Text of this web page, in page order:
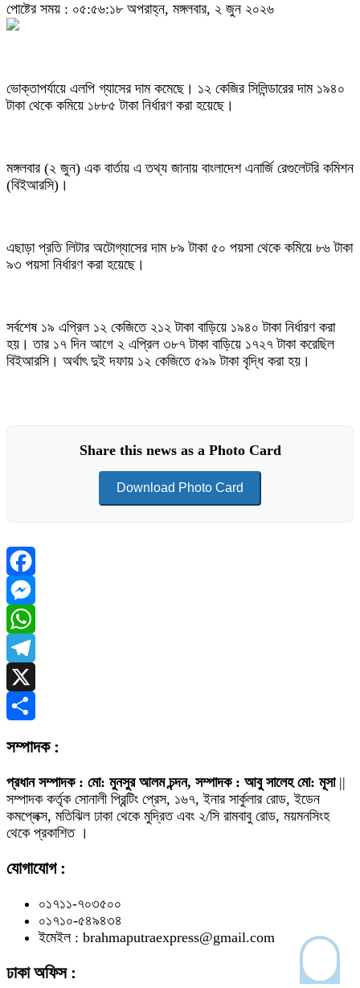
পোষ্টের সময় : ০৫:৫৬:১৮ অপরাহ্ন, মঙ্গলবার, ২ জুন ২০২৬
ভোক্তাপর্যায়ে এলপি গ্যাসের দাম কমেছে। ১২ কেজির সিলিন্ডারের দাম ১৯৪০
টাকা থেকে কমিয়ে ১৮৮৫ টাকা নির্ধারণ করা হয়েছে।
মঙ্গলবার (২ জুন) এক বার্তায় এ তথ্য জানায় বাংলাদেশ এনার্জি রেগুলেটরি কমিশন
(বিইআরসি)।
এছাড়া প্রতি লিটার অটোগ্যাসের দাম ৮৯ টাকা ৫০ পয়সা থেকে কমিয়ে ৮৬ টাকা
৯৩ পয়সা নির্ধারণ করা হয়েছে।
সর্বশেষ ১৯ এপ্রিল ১২ কেজিতে ২১২ টাকা বাড়িয়ে ১৯৪০ টাকা নির্ধারণ করা
হয়। তার ১৭ দিন আগে ২ এপ্রিল ৩৮৭ টাকা বাড়িয়ে ১৭২৭ টাকা করেছিল
বিইআরসি। অর্থাৎ দুই দফায় ১২ কেজিতে ৫৯৯ টাকা বৃদ্ধি করা হয়।
Share this news as a Photo Card
Download Photo Card
Facebook
Messenger
WhatsApp
Telegram
X
সম্পাদক :
প্রধান সম্পাদক : মো: মুনসুর আলম চন্দন, সম্পাদক : আবু সালেহ মো: মূসা||
সম্পাদক কর্তৃক সোনালী প্রিন্টিং প্রেস, ১৬৭, ইনার সার্কুলার রোড, ইডেন
কমপ্লেক্স, মতিঝিল ঢাকা থেকে মুদ্রিত এবং ২/সি রামবাবু রোড, ময়মনসিংহ
থেকে প্রকাশিত ।
যোগাযোগ :
০১৭১১-৭০৩৫০০
০১৭১০-৫৪৯৪৩৪
ইমেইল : brahmaputraexpress@gmail.com
ঢাকা অফিস :